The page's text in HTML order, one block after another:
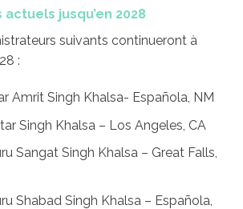
jusqu’en 2028
suivants continueront à
:
Amrit Singh Khalsa- Española, NM
Singh Khalsa – Los Angeles, CA
Sangat Singh Khalsa – Great Falls,
Shabad Singh Khalsa – Española,